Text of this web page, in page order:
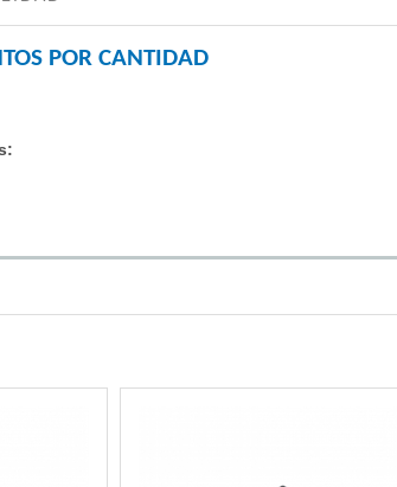
POR CANTIDAD